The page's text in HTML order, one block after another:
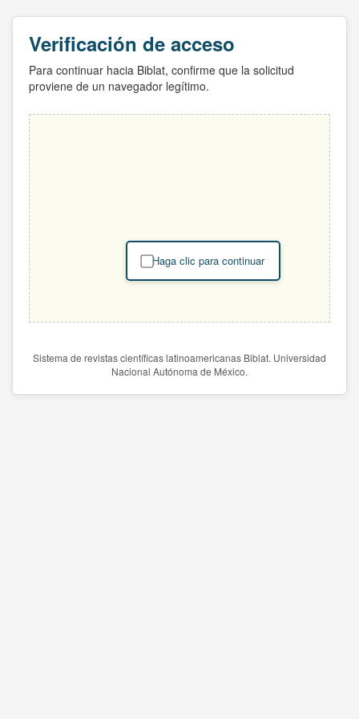
Verificación de acceso
Para continuar hacia Biblat, confirme que la solicitud
proviene de un navegador legítimo.
Haga clic para continuar
Sistema de revistas científicas latinoamericanas Biblat. Universidad
Nacional Autónoma de México.